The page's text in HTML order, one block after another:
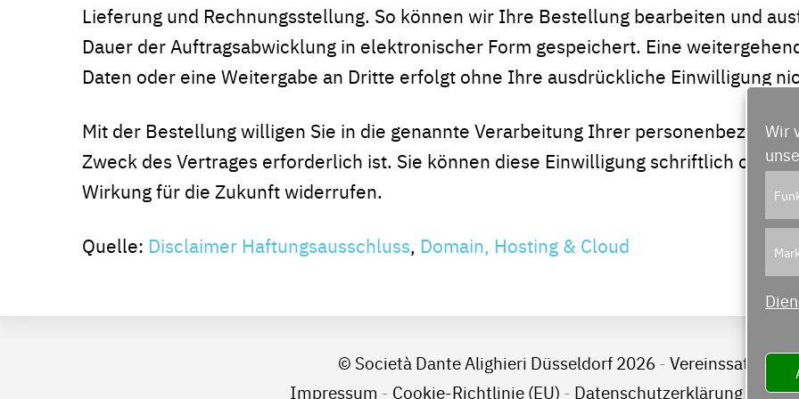
Wir
Lieferung und Rechnungsstellung. So können wir Ihre Bestellung bearbeiten und
Dauer der Auftragsabwicklung in elektronischer Form gespeichert. Eine
Daten oder eine Weitergabe an Dritte erfolgt ohne Ihre ausdrückliche Einwilligung
Mit der Bestellung willigen Sie in die genannte Verarbeitung Ihrer
Zweck des Vertrages erforderlich ist. Sie können diese Einwilligung schriftlich oder
Wirkung für die Zukunft widerrufen.
Quelle: Disclaimer Haftungsausschluss, Domain, Hosting & Cloud
© Società Dante Alighieri Düsseldorf 2026 -Vereinssatzung
Impressum - Cookie-Richtlinie (EU) - Datenschutzerklärung-